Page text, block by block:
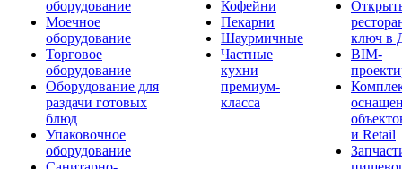
оборудование
Моечное
оборудование
Торговое
оборудование
Оборудование для
раздачи готовых
блюд
Упаковочное
оборудование
Кофейни
Пекарни
Шаурмичные
Частные
кухни
премиум-
класса
ключ в
BIM-
и Retail